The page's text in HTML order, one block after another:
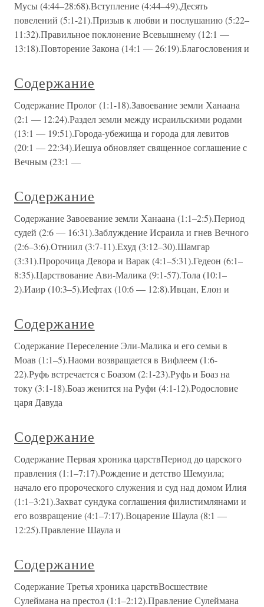
Мусы (4:44–28:68).Вступление (4:44–49).Десять
повелений (5:1-21).Призыв к любви и послушанию (5:22–
11:32).Правильное поклонение Всевышнему (12:1 —
13:18).Повторение Закона (14:1 — 26:19).Благословения и
Содержание
Содержание Пролог (1:1-18).Завоевание земли Ханаана
(2:1 — 12:24).Раздел земли между исраильскими родами
(13:1 — 19:51).Города-убежища и города для левитов
(20:1 — 22:34).Иешуа обновляет священное соглашение с
Вечным (23:1 —
Содержание
Содержание Завоевание земли Ханаана (1:1–2:5).Период
судей (2:6 — 16:31).Заблуждение Исраила и гнев Вечного
(2:6–3:6).Отниил (3:7-11).Ехуд (3:12–30).Шамгар
(3:31).Пророчица Девора и Варак (4:1–5:31).Гедеон (6:1–
8:35).Царствование Ави-Малика (9:1-57).Тола (10:1–
2).Иаир (10:3–5).Иефтах (10:6 — 12:8).Ивцан, Елон и
Содержание
Содержание Переселение Эли-Малика и его семьи в
Моав (1:1–5).Наоми возвращается в Вифлеем (1:6-
22).Руфь встречается с Боазом (2:1-23).Руфь и Боаз на
току (3:1-18).Боаз женится на Руфи (4:1-12).Родословие
царя Давуда
Содержание
Содержание Первая хроника царствПериод до царского
правления (1:1–7:17).Рождение и детство Шемуила;
начало его пророческого служения и суд над домом Илия
(1:1–3:21).Захват сундука соглашения филистимлянами и
его возвращение (4:1–7:17).Воцарение Шаула (8:1 —
12:25).Правление Шаула и
Содержание
Содержание Третья хроника царствВосшествие
Сулеймана на престол (1:1–2:12).Правление Сулеймана